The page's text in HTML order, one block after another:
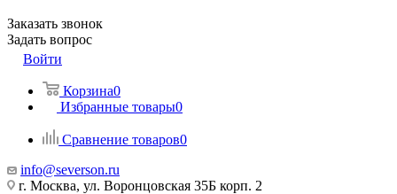
Заказать звонок
Задать вопрос
Войти
Корзина0
Избранные товары0
Сравнение товаров0
info@severson.ru
г. Москва, ул. Воронцовская 35Б корп. 2